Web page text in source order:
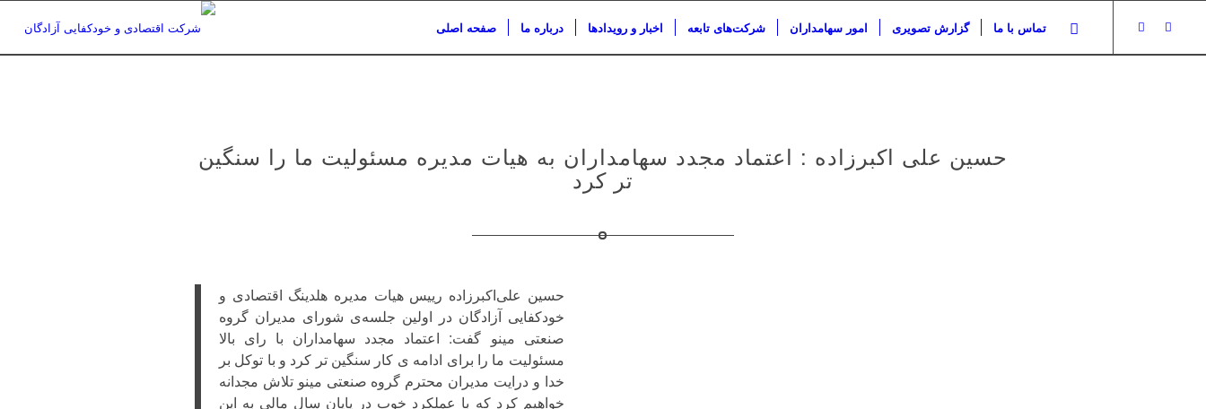
صفحه اصلی درباره ما اخبار و رویدادها شرکت‌های تابعه امور سهامداران گزارش تصویری تماس با ما
حسین علی اکبرزاده : اعتماد مجدد سهامداران به هیات مدیره مسئولیت ما را سنگین
تر کرد
حسین علی‌اکبرزاده رییس هیات مدیره هلدینگ اقتصادی و
خودکفایی آزادگان در اولین جلسه‌ی شورای مدیران گروه
صنعتی مینو گفت: اعتماد مجدد سهامداران با رای بالا
مسئولیت ما را برای ادامه ی کار سنگین تر کرد و با توکل بر
خدا و درایت مدیران محترم گروه صنعتی مینو تلاش مجدانه
خواهیم کرد که با عملکرد خوب در پایان سال مالی به این